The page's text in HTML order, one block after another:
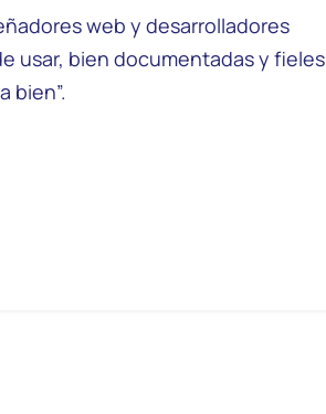
web y desarrolladores
usar, bien documentadas y fieles
bien”.